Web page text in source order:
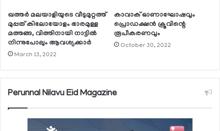
ഖത്തര്‍ മലയാളിയുടെ വീടുമുറ്റത്ത്
മുപ്പത് കിലോയോളം ഭാരമുള്ള
മത്തങ്ങ, വിത്തിനായി നാട്ടില്‍
നിന്നുപോലും ആവശ്യക്കാര്‍
March 13, 2022
കാവാക് ഓണാഘോഷവും
പ്രൊഡക്ഷന്‍ ക്രൂവിന്റെ
രൂപീകരണവും
October 30, 2022
Perunnal Nilavu Eid Magazine